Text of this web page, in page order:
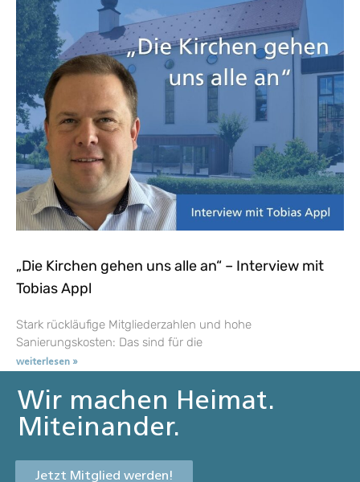
„Die Kirchen gehen uns alle an“ – Interview mit
Tobias Appl
Stark rückläufige Mitgliederzahlen und hohe
Sanierungskosten: Das sind für die
weiterlesen »
Wir machen Heimat.
Miteinander.
Jetzt Mitglied werden!